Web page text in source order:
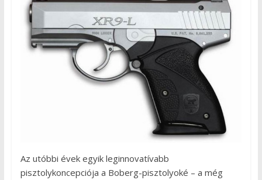
Az utóbbi évek egyik leginnovatívabb
pisztolykoncepciója a Boberg-pisztolyoké – a még